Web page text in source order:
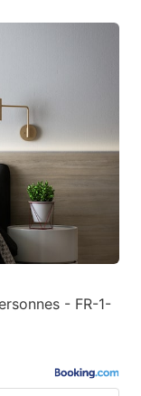
- FR-1-